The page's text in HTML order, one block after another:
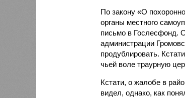
По закону «О
органы местного
письмо в Гослесфонд.
администрации
продублировать.
чьей воле траурную
Кстати, о жалобе в
видел, однако, как